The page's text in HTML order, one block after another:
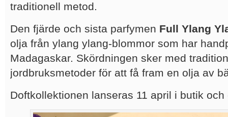
traditionell metod.
Den fjärde och sista parfymen Full Ylang
olja från ylang ylang-blommor som har
Madagaskar. Skördningen sker med
jordbruksmetoder för att få fram en olja av
Doftkollektionen lanseras 11 april i butik och